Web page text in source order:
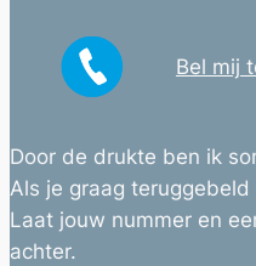
Bel mij
Door de drukte ben ik
Als je graag
Laat jouw nummer en
achter.